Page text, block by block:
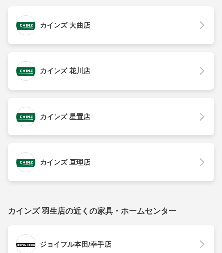
カインズ 大曲店
カインズ 花川店
カインズ 星置店
カインズ 亘理店
カインズ 羽生店の近くの家具・ホームセンター
ジョイフル本田/幸手店